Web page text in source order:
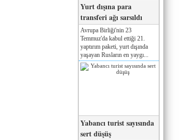
Yurt dışına para
transferi ağı sarsıldı
Avrupa Birliği'nin 23
Temmuz'da kabul ettiği 21.
yaptırım paketi, yurt dışında
yaşayan Rusların en yaygı...
Yabancı turist sayısında
sert düşüş